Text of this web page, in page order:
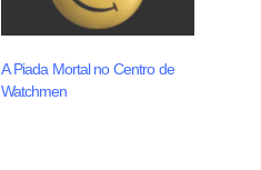
A Piada Mortal no Centro de
Watchmen